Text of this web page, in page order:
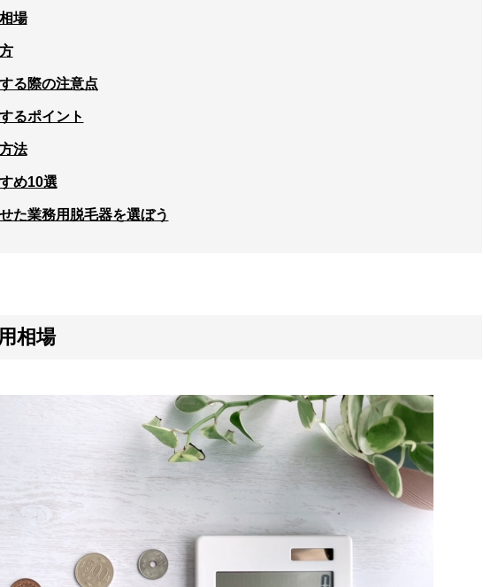
場
る際の注意点
るポイント
法
め10選
た業務用脱毛器を選ぼう
相場